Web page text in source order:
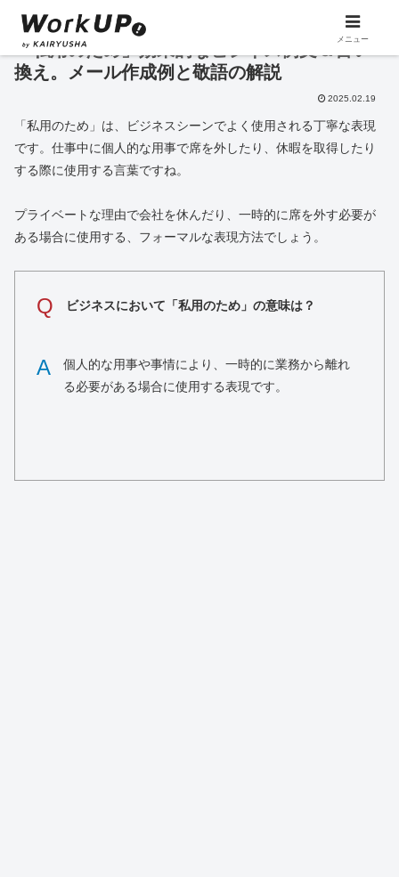
「私用のため」効果的なビジネス例文＆言い
換え。メール作成例と敬語の解説
2025.02.19
「私用のため」は、ビジネスシーンでよく使用される丁寧な表現
です。仕事中に個人的な用事で席を外したり、休暇を取得したり
する際に使用する言葉ですね。
プライベートな理由で会社を休んだり、一時的に席を外す必要が
ある場合に使用する、フォーマルな表現方法でしょう。
Q ビジネスにおいて「私用のため」の意味は？
A
個人的な用事や事情により、一時的に業務から離れ
る必要がある場合に使用する表現です。
メニュー